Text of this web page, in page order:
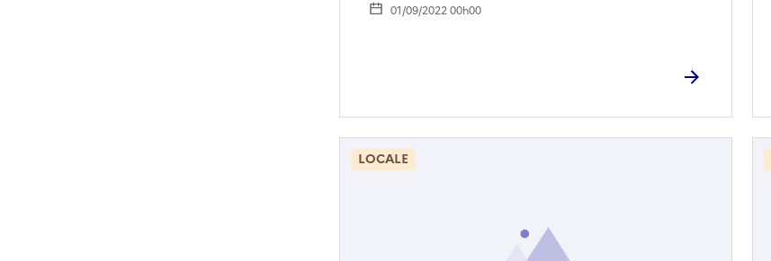
01/09/2022 00h00
LOCALE